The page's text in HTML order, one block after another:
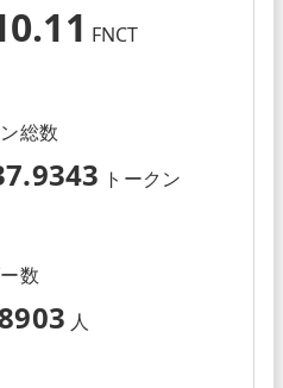
FNCT
総数
トークン
数
人